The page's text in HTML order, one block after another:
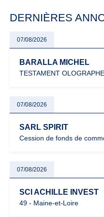
DERNIÈRES
07/08/2026
BARALLA MICHEL
TESTAMENT
07/08/2026
SARL SPIRIT
Cession de fonds de
07/08/2026
SCI ACHILLE INVEST
49 - Maine-et-Loire